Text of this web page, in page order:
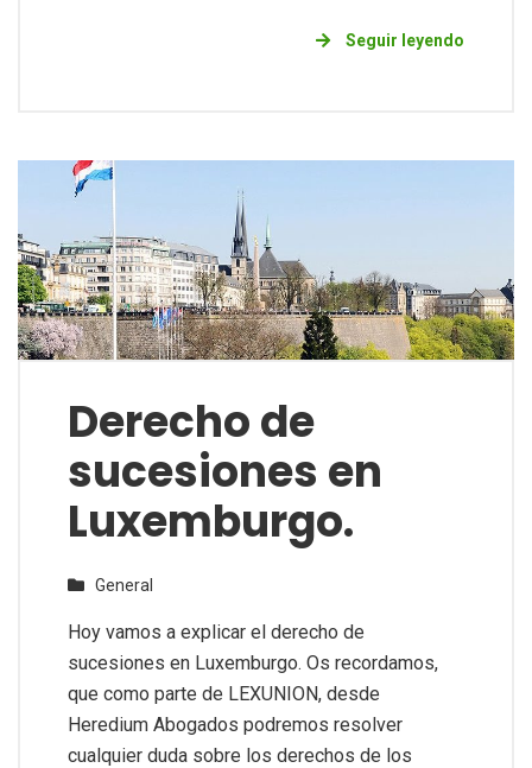
Seguir leyendo
Derecho de
sucesiones en
Luxemburgo.
General
Hoy vamos a explicar el derecho de
sucesiones en Luxemburgo. Os recordamos,
que como parte de LEXUNION, desde
Heredium Abogados podremos resolver
cualquier duda sobre los derechos de los